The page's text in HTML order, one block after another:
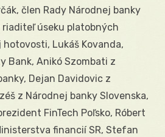
člen Rady Národnej banky
riaditeľ úseku platobných
Lukáš Kovanda,
Bank, Anikó Szombati z
Dejan Davidovic z
z Národnej banky Slovenska,
FinTech Poľsko, Róbert
financií SR, Stefan